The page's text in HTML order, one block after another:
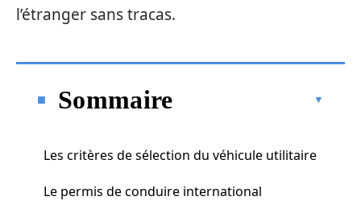
l’étranger sans tracas.
Sommaire
Les critères de sélection du véhicule utilitaire
Le permis de conduire international